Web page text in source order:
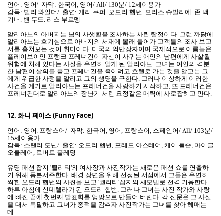
언어: 영어/ 자막: 한국어, 영어/ All/ 130분/ 12세이용가
감독: 빌리 와일더/ 출연: 게리 쿠퍼. 오드리 헵번. 모리스 슈발리에. 존 맥
기버. 밴 두드. 리스 부르뎅
알리아느의 아버지는 남의 사생활을 조사하는 사립 탐정이다. 그런 까닭에
알리아느는 호기심으로 아버지의 서재에 몰래 들어가 고객들의 조사 보고
서를 훔쳐보는 것이 취미이다. 미국의 억만장자이며 국제적으로 이름높은
플레이보이인 프랭크 프레너건이 자신이 사귀는 애인의 남편에게 사살될
위험에 처해 있다는 사실을 우연히 알게 된 알리아느. 그녀는 여인의 격분
한 남편이 살의를 품고 프레너건을 죽이려고 호텔로 가는 것을 알고는 그
에게 위급한 사정을 알리고 그의 생명을 구한다. 그러나 이상하게 이러한
사건을 계기로 알리아느는 프레너건을 사랑하기 시작하고, 또 프레너건은
프레너건대로 알리아느의 장난기 서린 요정같은 매력에 사로잡히고 만다.
12. 화니 페이스 (Funny Face)
언어: 영어, 프랑스어/ 자막: 한국어, 영어, 프랑스어, 스페인어/ All/ 103분/
15세이용가
감독: 스탠리 도넌/ 출연: 오드리 헵번, 프레드 아스테어, 케이 톰슨, 마이클
오클레어, 로버트 플레밍
유명 패션 잡지 '퀄리티'의 여사장과 사진작가는 새로운 패션 쇼를 연출하
기 위해 동분서주한다. 배경 장면을 위해 선정된 서점에서 그들은 우연히
찍힌 오드리 헵번의 사진을 보고 '퀄리티'잡지의 새모델로 전격 기용한다.
하루 아침에 신데렐라가 된 오드리 헵번. 그러나 그녀는 사진 작가와 사랑
에 빠진 끝에 첫번째 발표회를 엉망으로 만들어 버린다. 각 신문은 그 사실
을 대서 특필하고 그녀가 종적을 감추자 사진작가는 그녀를 찾아 헤매는
데.